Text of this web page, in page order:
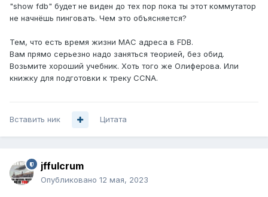
"show fdb" будет не виден до тех пор пока ты этот коммутатор
не начнёшь пинговать. Чем это объясняется?
Тем, что есть время жизни MAC адреса в FDB.
Вам прямо серьезно надо заняться теорией, без обид.
Возьмите хороший учебник. Хоть того же Олиферова. Или
книжку для подготовки к треку CCNA.
Вставить ник Цитата
jffulcrum
Опубликовано 12 мая, 2023